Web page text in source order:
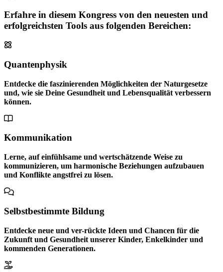
Erfahre in diesem Kongress von den neuesten und
erfolgreichsten Tools aus folgenden Bereichen:
Quantenphysik
Entdecke die faszinierenden Möglichkeiten der Naturgesetze
und, wie sie Deine Gesundheit und Lebensqualität verbessern
können.
Kommunikation
Lerne, auf einfühlsame und wertschätzende Weise zu
kommunizieren, um harmonische Beziehungen aufzubauen
und Konflikte angstfrei zu lösen.
Selbstbestimmte Bildung
Entdecke neue und ver-rückte Ideen und Chancen für die
Zukunft und Gesundheit unserer Kinder, Enkelkinder und
kommenden Generationen.